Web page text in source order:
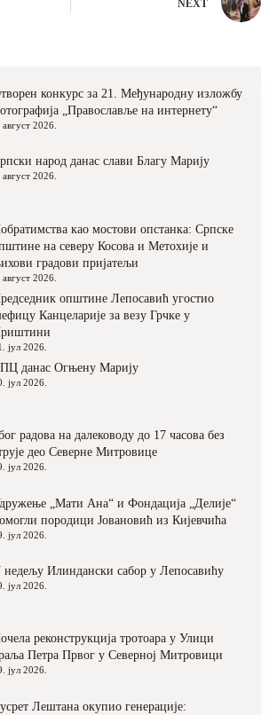
NEXT
конкурс за 21. Међународну изложбу
„Православље на интернету“
август 2026.
народ данас слави Благу Марију
август 2026.
као мостови опстанка: Српске
на северу Косова и Метохије и
градови пријатељи
август 2026.
општине Лепосавић угостио
Канцеларије за везу Грчке у
јул 2026.
данас Огњену Марију
јул 2026.
радова на далеководу до 17 часова без
део Северне Митровице
јул 2026.
„Мати Ана“ и Фондација „Делије“
породици Јовановић из Кијевчића
јул 2026.
Илиндански сабор у Лепосавићу
јул 2026.
реконструкција тротоара у Улици
Петра Првог у Северној Митровици
јул 2026.
Лештана окупио генерације: